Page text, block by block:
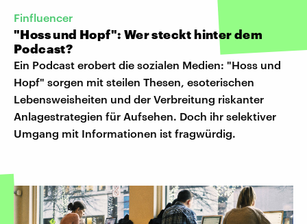
Finfluencer
"Hoss und Hopf": Wer steckt hinter dem
Podcast?
Ein Podcast erobert die sozialen Medien: "Hoss und
Hopf" sorgen mit steilen Thesen, esoterischen
Lebensweisheiten und der Verbreitung riskanter
Anlagestrategien für Aufsehen. Doch ihr selektiver
Umgang mit Informationen ist fragwürdig.